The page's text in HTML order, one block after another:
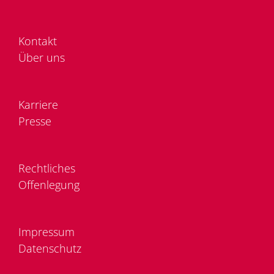
Kon­takt
Über uns
Kar­rie­re
Pres­se
Recht­li­ches
Of­fen­le­gung
Im­pres­sum
Da­ten­schutz